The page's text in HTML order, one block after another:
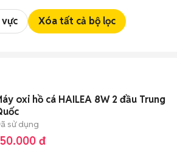
Xóa tất cả bộ lọc
oxi hồ cá HAILEA 8W 2 đầu Trung
sử dụng
đ